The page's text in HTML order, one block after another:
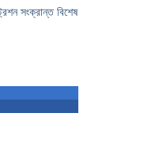
সংক্রান্ত বিশেষ